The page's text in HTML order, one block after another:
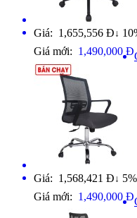
Giá: 1,655,556 Đ ↓
Giá mới: 1,490,000 Đ
Giá: 1,568,421 Đ ↓ 5%
Giá mới: 1,490,000 Đ